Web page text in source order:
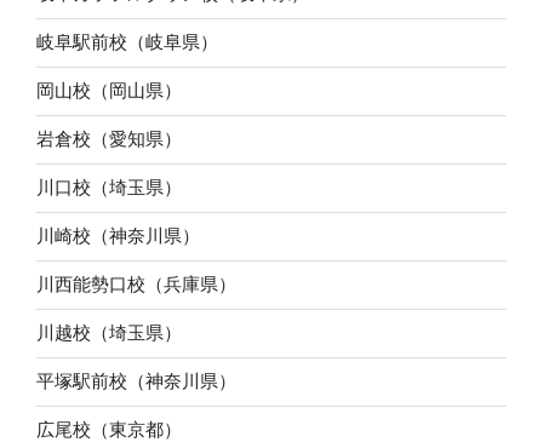
岐阜駅前校（岐阜県）
岡山校（岡山県）
岩倉校（愛知県）
川口校（埼玉県）
川崎校（神奈川県）
川西能勢口校（兵庫県）
川越校（埼玉県）
平塚駅前校（神奈川県）
広尾校（東京都）